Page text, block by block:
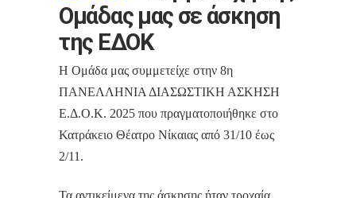
Ομάδας μας σε άσκηση
της ΕΔΟΚ
Η Ομάδα μας συμμετείχε στην 8η
ΠΑΝΕΛΛΗΝΙΑ ΔΙΑΣΩΣΤΙΚΗ ΑΣΚΗΣΗ
Ε.Δ.Ο.Κ. 2025 που πραγματοποιήθηκε στο
Κατράκειο Θέατρο Νίκαιας από 31/10 έως
2/11.
Τα αντικείμενα της άσκησης ήταν τροχαία,